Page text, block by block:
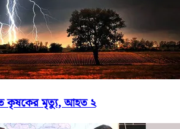
কৃষকের মৃত্যু, আহত ২